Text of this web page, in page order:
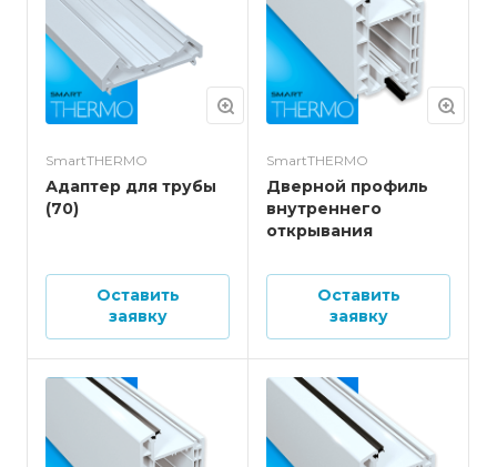
SmartTHERMO
Адаптер для трубы
(70)
Оставить
заявку
SmartTHERMO
Дверной профиль
внутреннего
открывания
Оставить
заявку